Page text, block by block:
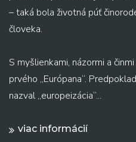
– taká bola životná púť
človeka.
S myšlienkami, názormi a
prvého „Európana“.
nazval „europeizácia“...
viac informácií